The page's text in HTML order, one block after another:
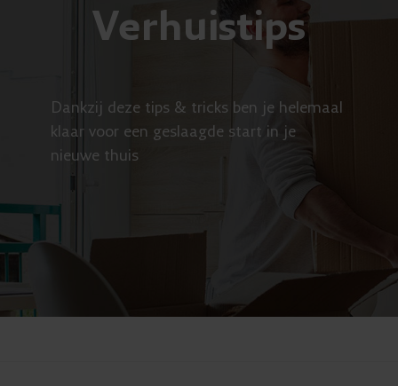
Verhuistips
Dankzij deze tips & tricks ben je helemaal
klaar voor een geslaagde start in je
nieuwe thuis